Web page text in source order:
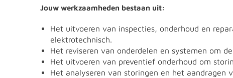
Jouw werkzaamheden bestaan uit:
Het uitvoeren van inspecties, onderhoud en
elektrotechnisch.
Het reviseren van onderdelen en systemen om
Het uitvoeren van preventief onderhoud om
Het analyseren van storingen en het aandragen